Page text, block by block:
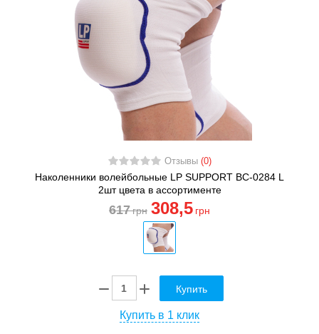
Отзывы (0)
Наколенники волейбольные LP SUPPORT BC-0284 L
2шт цвета в ассортименте
617грн 308,5 грн
Купить
Купить в 1 клик